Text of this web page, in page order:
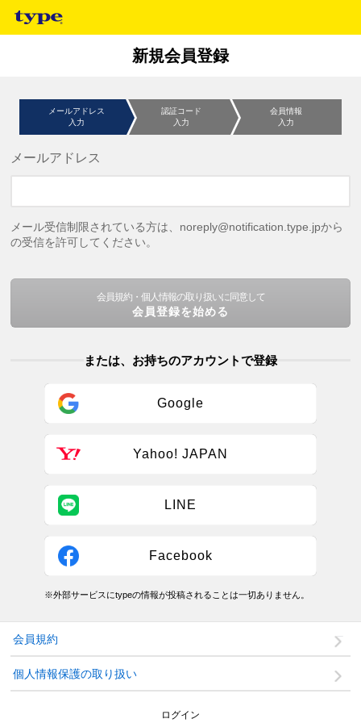
新規会員登録
メールアドレス
入力
認証コード
入力
会員情報
入力
メールアドレス
メール受信制限されている方は、noreply@notification.type.jpから
の受信を許可してください。
会員規約・個人情報の取り扱いに同意して
会員登録を始める
または、お持ちのアカウントで登録
Google
Yahoo! JAPAN
LINE
Facebook
※外部サービスにtypeの情報が投稿されることは一切ありません。
会員規約
個人情報保護の取り扱い
ログイン